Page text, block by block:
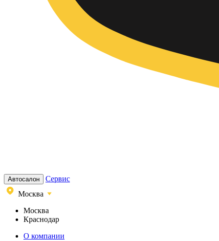
Автосалон
Сервис
Москва
Москва
Краснодар
О компании